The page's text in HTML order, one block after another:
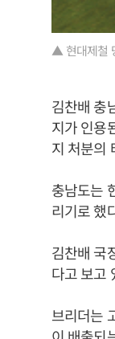
▲ 현대제철
김찬배 충
지가 인용
지 처분의
충남도는
리기로 했
김찬배 국
다고 보고
브리더는